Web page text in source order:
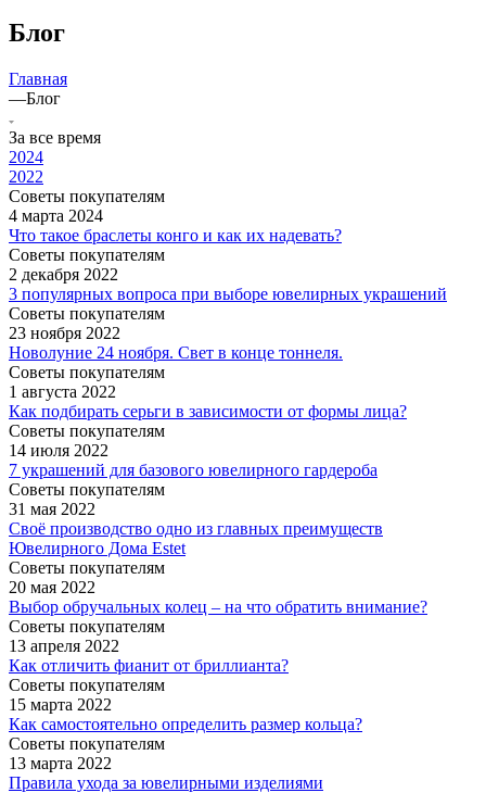
Блог
Главная
—Блог
За все время
2024
2022
Советы покупателям
4 марта 2024
Что такое браслеты конго и как их надевать?
Советы покупателям
2 декабря 2022
3 популярных вопроса при выборе ювелирных украшений
Советы покупателям
23 ноября 2022
Новолуние 24 ноября. Свет в конце тоннеля.
Советы покупателям
1 августа 2022
Как подбирать серьги в зависимости от формы лица?
Советы покупателям
14 июля 2022
7 украшений для базового ювелирного гардероба
Советы покупателям
31 мая 2022
Своё производство одно из главных преимуществ
Ювелирного Дома Estet
Советы покупателям
20 мая 2022
Выбор обручальных колец – на что обратить внимание?
Советы покупателям
13 апреля 2022
Как отличить фианит от бриллианта?
Советы покупателям
15 марта 2022
Как самостоятельно определить размер кольца?
Советы покупателям
13 марта 2022
Правила ухода за ювелирными изделиями